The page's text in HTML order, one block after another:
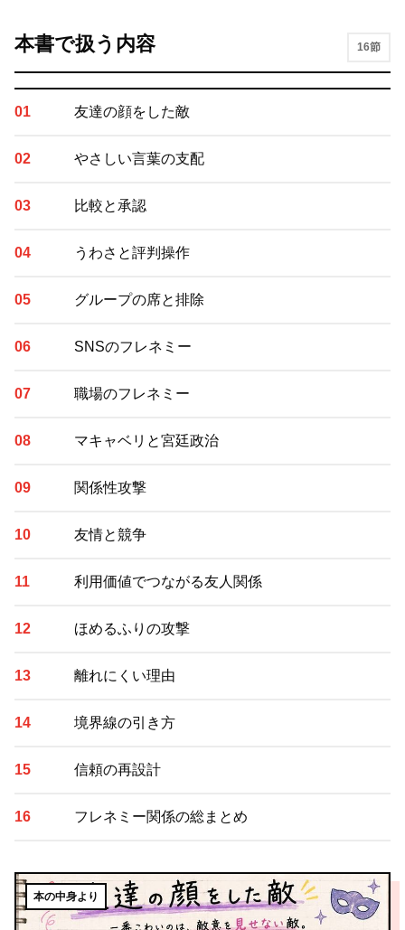
本書で扱う内容 16節
友達の顔をした敵
やさしい言葉の支配
比較と承認
うわさと評判操作
グループの席と排除
SNSのフレネミー
職場のフレネミー
マキャベリと宮廷政治
関係性攻撃
友情と競争
利用価値でつながる友人関係
ほめるふりの攻撃
離れにくい理由
境界線の引き方
信頼の再設計
フレネミー関係の総まとめ